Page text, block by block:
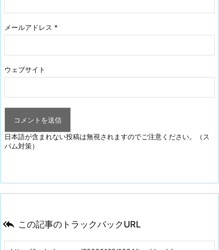
メールアドレス *
ウェブサイト
日本語が含まれない投稿は無視されますのでご注意ください。（ス
パム対策）
 この記事のトラックバックURL